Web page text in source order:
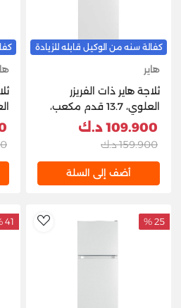
كفالة سنه من الوكيل قابله للزيادة
هاير
ثلاجة هاير ذات الفريزر
العلوي، 13.7 قدم مكعب،
387 لتر - أبيض
109.900 د.ك
159.900 د.ك
أضف إلى السلة
457
25 %
41 %